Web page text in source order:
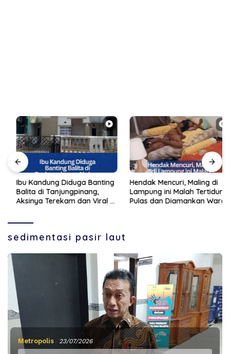
Ibu Kandung Diduga Banting
Balita di Tanjungpinang,
Aksinya Terekam dan Viral di
Hendak Mencuri, Maling di
Lampung ini Malah Tertidur
Pulas dan Diamankan Warga
sedimentasi pasir laut
Metropolis 23/07/2026